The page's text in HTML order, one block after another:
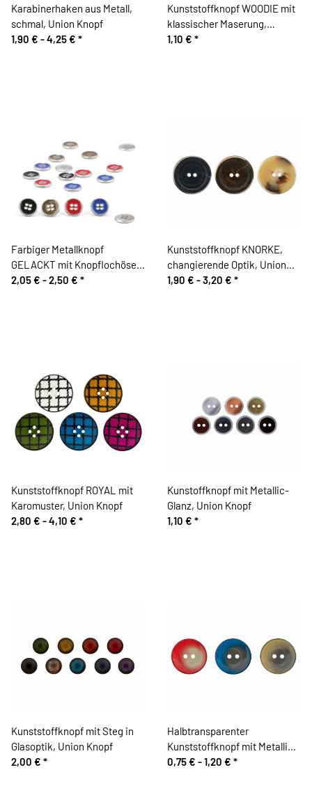
Karabinerhaken aus Metall,
schmal, Union Knopf
1,90 € -4,25 € *
Kunststoffknopf WOODIE mit
klassischer Maserung,
glänzend, 16 mm, Union Knopf
1,10 € *
Farbiger Metallknopf
GELACKT mit Knopflochösen,
Union Knopf
2,05 € -2,50 € *
Kunststoffknopf KNORKE,
changierende Optik, Union
Knopf
1,90 € -3,20 € *
Kunststoffknopf ROYAL mit
Karomuster, Union Knopf
2,80 € -4,10 € *
Kunstoffknopf mit Metallic-
Glanz, Union Knopf
1,10 € *
Kunststoffknopf mit Steg in
Glasoptik, Union Knopf
2,00 € *
Halbtransparenter
Kunststoffknopf mit Metallic-
Glanz , Union Knopf
0,75 € -1,20 € *